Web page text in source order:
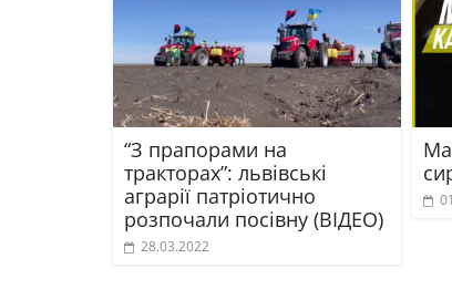
“З прапорами на
тракторах”: львівські
аграрії патріотично
розпочали посівну (ВІДЕО)
28.03.2022